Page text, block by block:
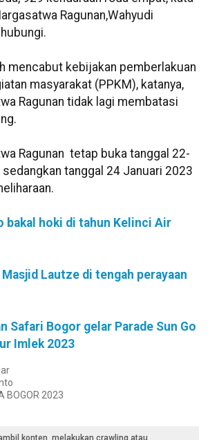
Ragunan,Wahyudi
mencabut kebijakan pemberlakuan
masyarakat (PPKM), katanya,
Ragunan tidak lagi membatasi
Ragunan tetap buka tanggal 22-
tanggal 24 Januari 2023
bakal hoki di tahun Kelinci Air
Masjid Lautze di tengah perayaan
Safari Bogor gelar Parade Sun Go
Imlek 2023
BOGOR 2023